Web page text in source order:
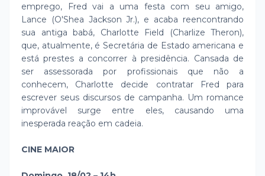
emprego, Fred vai a uma festa com seu amigo,
Lance (O'Shea Jackson Jr.), e acaba reencontrando
sua antiga babá, Charlotte Field (Charlize Theron),
que, atualmente, é Secretária de Estado americana e
está prestes a concorrer à presidência. Cansada de
ser assessorada por profissionais que não a
conhecem, Charlotte decide contratar Fred para
escrever seus discursos de campanha. Um romance
improvável surge entre eles, causando uma
inesperada reação em cadeia.
CINE MAIOR